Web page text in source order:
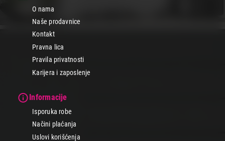
O nama
Naše prodavnice
Kontakt
Pravna lica
Pravila privatnosti
Karijera i zaposlenje
Informacije
Isporuka robe
Načini plaćanja
Uslovi korišćenja